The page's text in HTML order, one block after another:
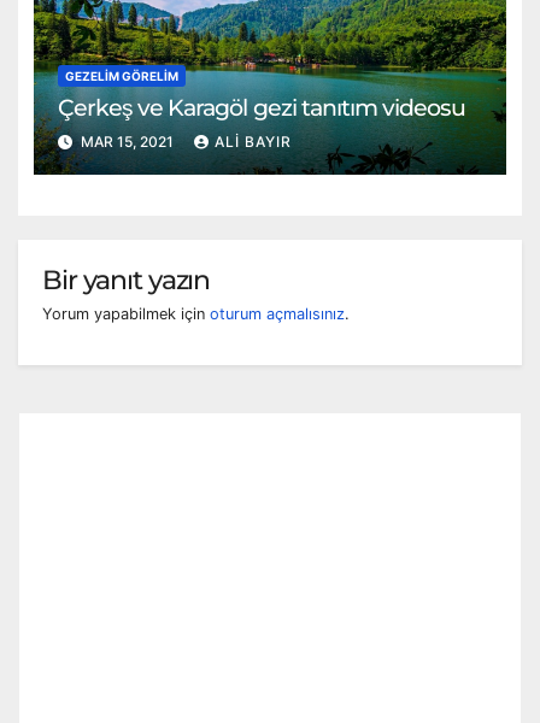
GEZELIM GÖRELIM
Çerkeş ve Karagöl gezi tanıtım videosu
MAR 15, 2021 ALI BAYIR
Bir yanıt yazın
Yorum yapabilmek için oturum açmalısınız.